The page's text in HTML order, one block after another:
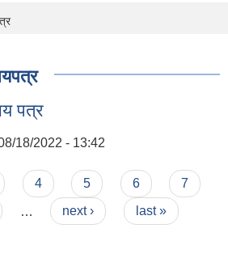
पत्र
18/2022 - 13:42
4 5 6
7
next › last »